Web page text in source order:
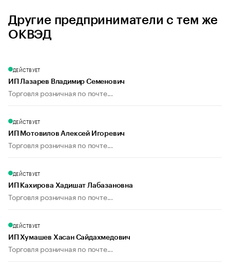
Другие предприниматели с тем же
ОКВЭД
ДЕЙСТВУЕТ
ИП Лазарев Владимир Семенович
Торговля розничная по почте...
ДЕЙСТВУЕТ
ИП Мотовилов Алексей Игоревич
Торговля розничная по почте...
ДЕЙСТВУЕТ
ИП Кахирова Хадишат Лабазановна
Торговля розничная по почте...
ДЕЙСТВУЕТ
ИП Хумашев Хасан Сайдахмедович
Торговля розничная по почте...